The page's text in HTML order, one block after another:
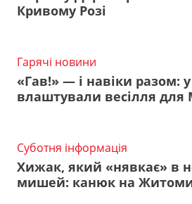
Кривому Розі
Гарячі новини
«Гав!» — і навіки разом:
влаштували весілля для
Суботня інформація
Хижак, який «нявкає» в
мишей: канюк на